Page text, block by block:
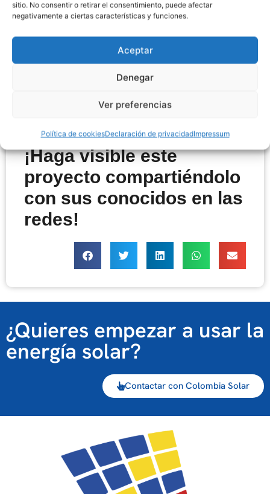
sitio. No consentir o retirar el consentimiento, puede afectar
negativamente a ciertas características y funciones.
Aceptar
Denegar
Ver preferencias
Política de cookiesDeclaración de privacidadImpressum
informativas así como de correos
promocionales de nuestros servicios, según
¡Haga visible este
proyecto compartiéndolo
con sus conocidos en las
redes!
¿Quieres empezar a usar la
energía solar?
Contactar con Colombia Solar